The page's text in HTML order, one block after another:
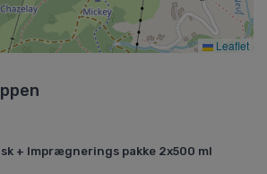
Leaflet
+ Imprægnerings pakke 2x500 ml